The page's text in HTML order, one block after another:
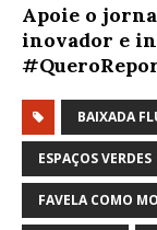
Apoie o
inovador e
BAIXADA
ESPAÇOS VERDES
FAVELA COMO